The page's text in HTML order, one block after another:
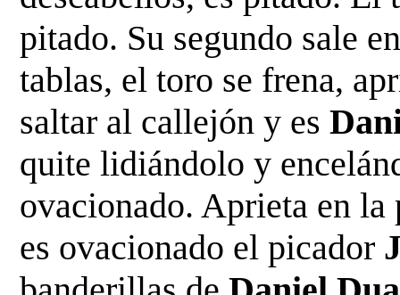
pitado. Su segundo sale
tablas, el toro se frena,
saltar al callejón y es
quite lidiándolo y
ovacionado. Aprieta en la
es ovacionado el picador